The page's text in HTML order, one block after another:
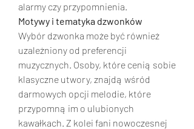
alarmy czy przypomnienia.
Motywy i tematyka dzwonków
Wybór dzwonka może być również
uzależniony od preferencji
muzycznych. Osoby, które cenią sobie
klasyczne utwory, znajdą wśród
darmowych opcji melodie, które
przypomną im o ulubionych
kawałkach. Z kolei fani nowoczesnej